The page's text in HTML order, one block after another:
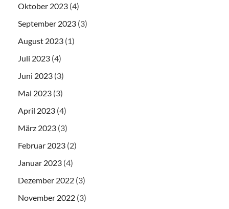
Oktober 2023 (4)
September 2023 (3)
August 2023 (1)
Juli 2023 (4)
Juni 2023 (3)
Mai 2023 (3)
April 2023 (4)
März 2023 (3)
Februar 2023 (2)
Januar 2023 (4)
Dezember 2022 (3)
November 2022 (3)